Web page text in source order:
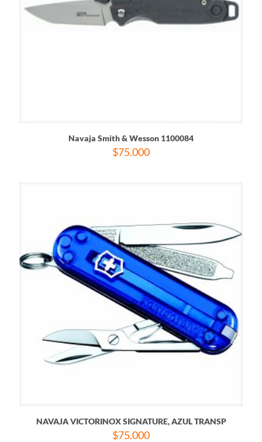
Navaja Smith & Wesson 1100084
$75.000
NAVAJA VICTORINOX SIGNATURE, AZUL TRANSP
$75.000